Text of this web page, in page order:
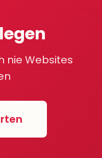
nie Websites